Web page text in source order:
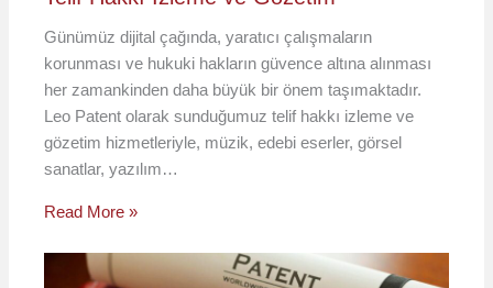
Günümüz dijital çağında, yaratıcı çalışmaların
korunması ve hukuki hakların güvence altına alınması
her zamankinden daha büyük bir önem taşımaktadır.
Leo Patent olarak sunduğumuz telif hakkı izleme ve
gözetim hizmetleriyle, müzik, edebi eserler, görsel
sanatlar, yazılım…
Read More »